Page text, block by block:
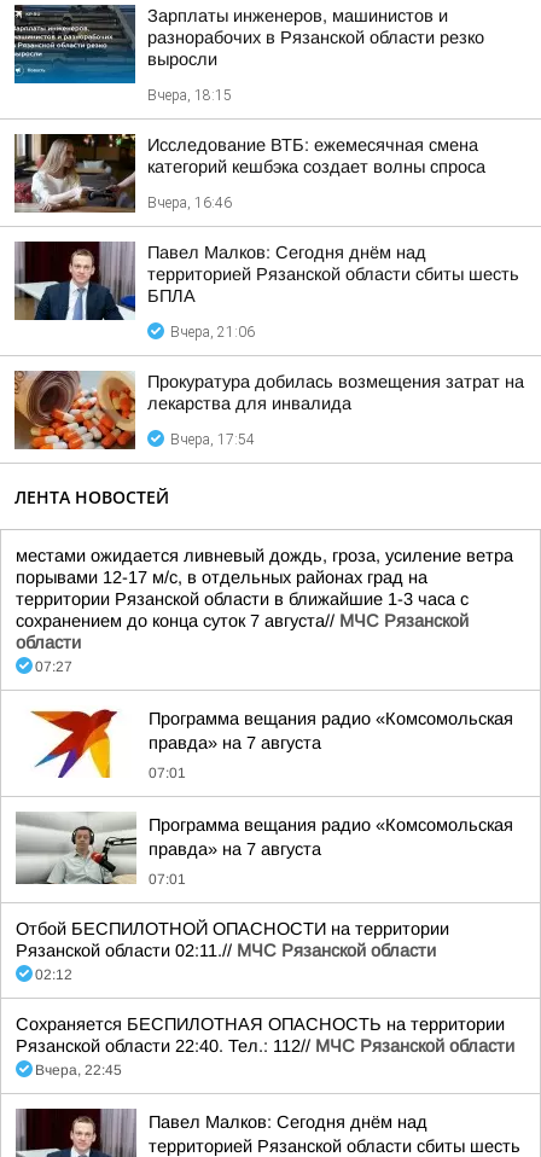
Зарплаты инженеров, машинистов и
разнорабочих в Рязанской области резко
выросли
Вчера, 18:15
Исследование ВТБ: ежемесячная смена
категорий кешбэка создает волны спроса
Вчера, 16:46
Павел Малков: Сегодня днём над
территорией Рязанской области сбиты шесть
БПЛА
Вчера, 21:06
Прокуратура добилась возмещения затрат на
лекарства для инвалида
Вчера, 17:54
ЛЕНТА НОВОСТЕЙ
местами ожидается ливневый дождь, гроза, усиление ветра
порывами 12-17 м/с, в отдельных районах град на
территории Рязанской области в ближайшие 1-3 часа с
сохранением до конца суток 7 августа// МЧС Рязанской
области
07:27
Программа вещания радио «Комсомольская
правда» на 7 августа
07:01
Программа вещания радио «Комсомольская
правда» на 7 августа
07:01
Отбой БЕСПИЛОТНОЙ ОПАСНОСТИ на территории
Рязанской области 02:11.// МЧС Рязанской области
02:12
Сохраняется БЕСПИЛОТНАЯ ОПАСНОСТЬ на территории
Рязанской области 22:40. Тел.: 112// МЧС Рязанской области
Вчера, 22:45
Павел Малков: Сегодня днём над
территорией Рязанской области сбиты шесть